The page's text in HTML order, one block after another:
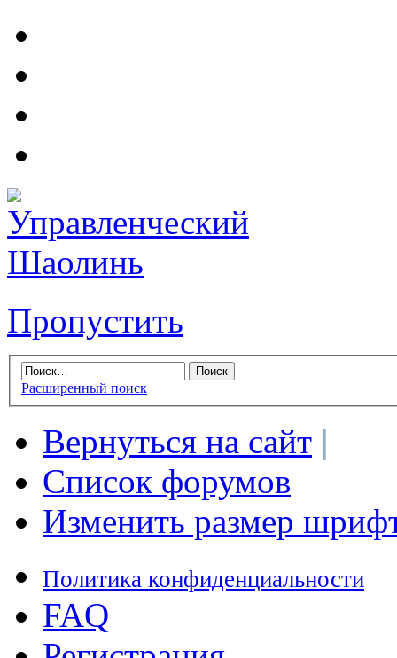
Пропустить
Расширенный поиск
Вернуться на сайт |
Список форумов
Изменить размер
Политика конфиденциальности
FAQ